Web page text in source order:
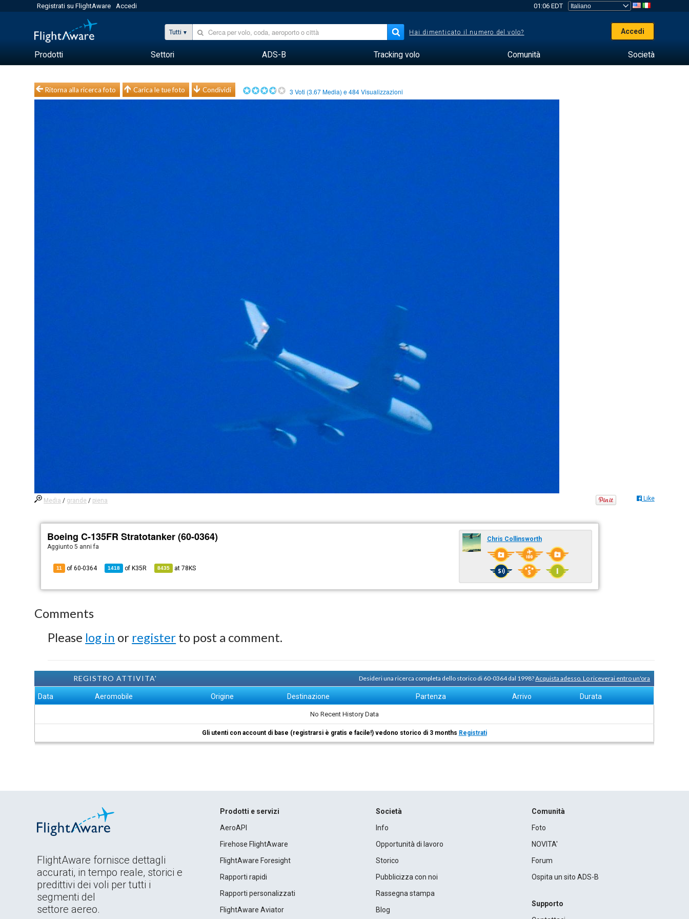
Registrati su FlightAware Accedi 01:06 EDT
Tutti Hai dimenticato il numero del volo? Accedi
Prodotti Settori ADS-B Tracking volo Comunità Società
Ritorna alla ricerca foto Carica le tue foto Condividi 3 Voti (3.67Media) e484Visualizzazioni
Media / grande / piena Like
Boeing C-135FR Stratotanker (60-0364)
Aggiunto5 anni fa
11 of 60-0364 1418 of K35R 8435 at78KS
Chris Collinsworth
Comments
Please log in or register to post a comment.
REGISTRO ATTIVITA' Desideri una ricerca completa dello storico di 60-0364 dal 1998?Acquista adesso. Lo riceverai entro un'ora
Data Aeromobile Origine Destinazione Partenza Arrivo Durata
No Recent History Data
Gli utenti con account di base (registrarsi è gratis e facile!) vedono storico di 3 months Registrati
FlightAware fornisce dettagli
accurati, in tempo reale, storici e
predittivi dei voli per tutti i
segmenti del
settore aereo.
Prodotti e servizi
AeroAPI
Firehose FlightAware
FlightAware Foresight
Rapporti rapidi
Rapporti personalizzati
FlightAware Aviator
Società
Info
Opportunità di lavoro
Storico
Pubblicizza con noi
Rassegna stampa
Blog
Comunità
Foto
NOVITA'
Forum
Ospita un sito ADS-B
Supporto